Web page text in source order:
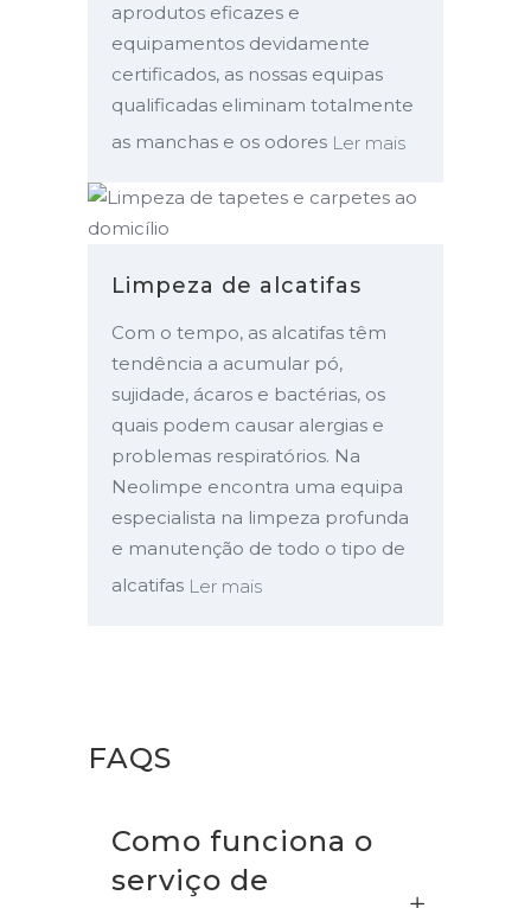
aprodutos eficazes e
equipamentos devidamente
certificados, as nossas equipas
qualificadas eliminam totalmente
as manchas e os odores Ler mais
Limpeza de alcatifas
Com o tempo, as alcatifas têm
tendência a acumular pó,
sujidade, ácaros e bactérias, os
quais podem causar alergias e
problemas respiratórios. Na
Neolimpe encontra uma equipa
especialista na limpeza profunda
e manutenção de todo o tipo de
alcatifas Ler mais
FAQS
Como funciona o
serviço de